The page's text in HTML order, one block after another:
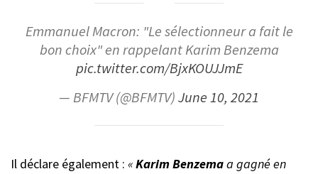
Emmanuel Macron: "Le sélectionneur a fait le
bon choix" en rappelant Karim Benzema
pic.twitter.com/BjxKOUJJmE
— BFMTV (@BFMTV)June 10, 2021
Il déclare également : «Karim Benzemaa gagné en